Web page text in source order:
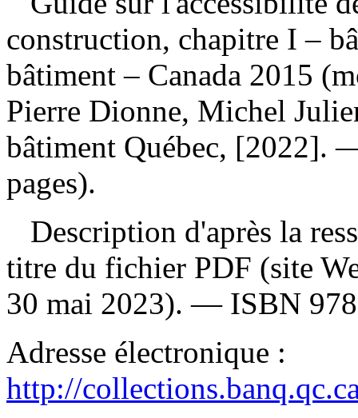
construction, chapitre I –
bâtiment – Canada 2015
Pierre Dionne, Michel
bâtiment Québec, [2022].
pages).
Description d'après la
titre du fichier PDF (site
30 mai 2023). — ISBN
Adresse électronique :
http://